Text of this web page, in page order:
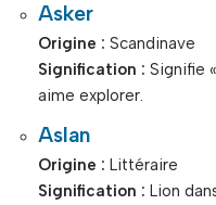
Asker
Origine : Scandinave
Signification : Signifie
aime explorer.
Aslan
Origine : Littéraire
Signification : Lion